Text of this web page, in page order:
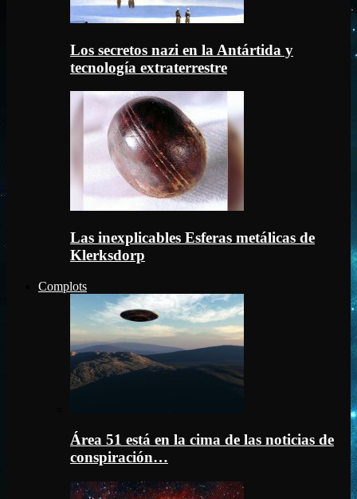
Los secretos nazi en la Antártida y
tecnología extraterrestre
Las inexplicables Esferas metálicas de
Klerksdorp
Complots
Área 51 está en la cima de las noticias de
conspiración…